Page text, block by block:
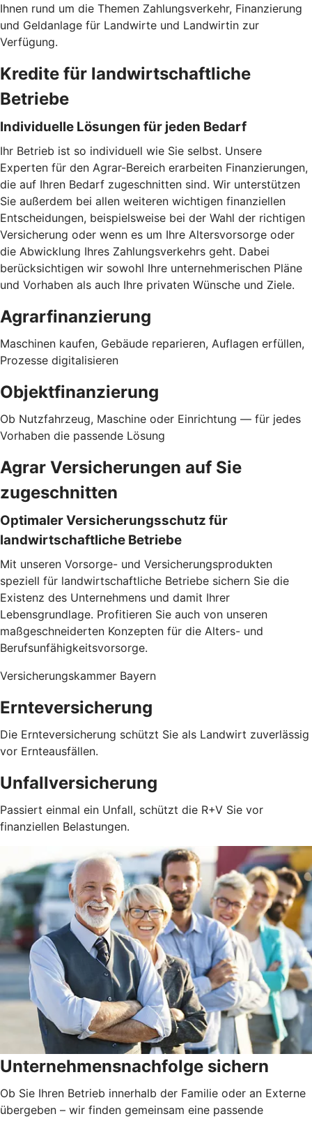
Ihnen rund um die Themen Zahlungsverkehr, Finanzierung
und Geldanlage für Landwirte und Landwirtin zur
Verfügung.
Kredite für landwirtschaftliche
Betriebe
Individuelle Lösungen für jeden Bedarf
Ihr Betrieb ist so individuell wie Sie selbst. Unsere
Experten für den Agrar-Bereich erarbeiten Finanzierungen,
die auf Ihren Bedarf zugeschnitten sind. Wir unterstützen
Sie außerdem bei allen weiteren wichtigen finanziellen
Entscheidungen, beispielsweise bei der Wahl der richtigen
Versicherung oder wenn es um Ihre Altersvorsorge oder
die Abwicklung Ihres Zahlungsverkehrs geht. Dabei
berücksichtigen wir sowohl Ihre unternehmerischen Pläne
und Vorhaben als auch Ihre privaten Wünsche und Ziele.
Agrarfinanzierung
Maschinen kaufen, Gebäude reparieren, Auflagen erfüllen,
Prozesse digitalisieren
Objektfinanzierung
Ob Nutzfahrzeug, Maschine oder Einrichtung — für jedes
Vorhaben die passende Lösung
Agrar Versicherungen auf Sie
zugeschnitten
Optimaler Versicherungsschutz für
landwirtschaftliche Betriebe
Mit unseren Vorsorge- und Versicherungsprodukten
speziell für landwirtschaftliche Betriebe sichern Sie die
Existenz des Unternehmens und damit Ihrer
Lebensgrundlage. Profitieren Sie auch von unseren
maßgeschneiderten Konzepten für die Alters- und
Berufsunfähigkeitsvorsorge.
Versicherungskammer Bayern
Ernteversicherung
Die Ernteversicherung schützt Sie als Landwirt zuverlässig
vor Ernteausfällen.
Unfallversicherung
Passiert einmal ein Unfall, schützt die R+V Sie vor
finanziellen Belastungen.
Unternehmensnachfolge sichern
Ob Sie Ihren Betrieb innerhalb der Familie oder an Externe
übergeben – wir finden gemeinsam eine passende